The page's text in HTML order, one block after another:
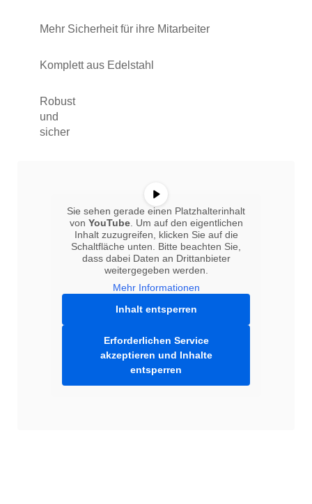
Mehr Sicherheit für ihre Mitarbeiter
Komplett aus Edelstahl
Robust
und
sicher
Sie sehen gerade einen Platzhalterinhalt
von YouTube. Um auf den eigentlichen
Inhalt zuzugreifen, klicken Sie auf die
Schaltfläche unten. Bitte beachten Sie,
dass dabei Daten an Drittanbieter
weitergegeben werden.
Mehr Informationen
Inhalt entsperren
Erforderlichen Service
akzeptieren und Inhalte
entsperren